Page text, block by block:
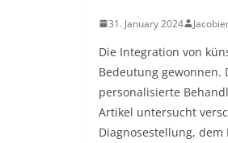
31. January 2024
Die Integration von
Bedeutung gewonnen.
personalisierte
Artikel untersucht
Diagnosestellung,